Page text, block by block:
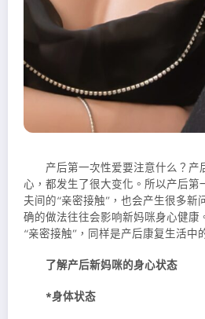
产后第一次性爱要注意什么？产
心，都发生了很大变化。所以产后第
夫间的“亲密接触”，也会产生很多新
确的做法往往会影响新妈咪身心健康
“亲密接触”，同样是产后康复生活中
了解产后新妈咪的身心状态
*身体状态